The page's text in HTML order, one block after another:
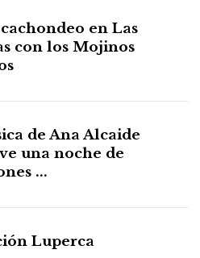
en Las
con los Mojinos
de Ana Alcaide
una noche de
...
Luperca